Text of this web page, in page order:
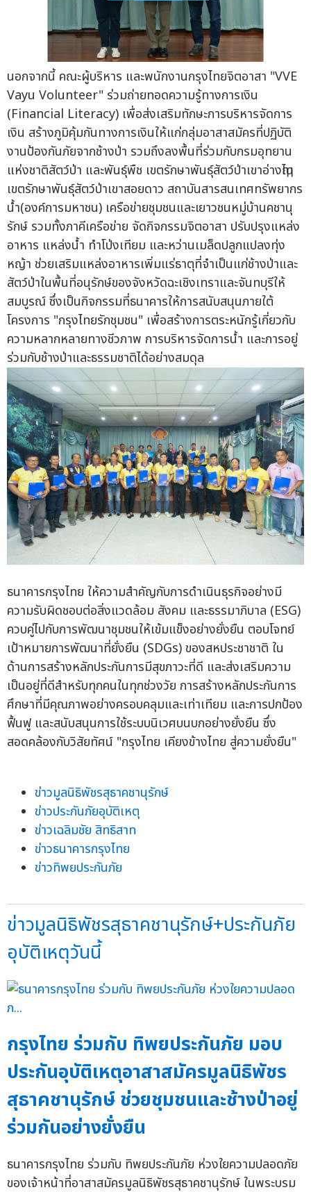
นอกจากนี้ คณะผู้บริหาร และพนักงานกรุงไทยจิตอาสา "VVE
Vayu Volunteer" ร่วมถ่ายทอดความรู้ทางการเงิน
(Financial Literacy) เพื่อส่งเสริมทักษะการบริหารจัดการ
เงิน สร้างภูมิคุ้มกันทางการเงินให้แก่กลุ่มอาสาสมัครที่ปฏิบัติ
งานป้องกันภัยจากช้างป่า รวมถึงลงพื้นที่ร่วมกับกรมอุทยาน
แห่งชาติสัตว์ป่า และพันธุ์พืช เขตรักษาพันธุ์สัตว์ป่าเขาอ่างฤๅไน
เขตรักษาพันธุ์สัตว์ป่าเขาสอยดาว สถาบันสารสนเทศทรัพยากร
น้ำ(องค์การมหาชน) เครือข่ายชุมชนและเยาวชนหมู่บ้านคชานุ
รักษ์ รวมทั้งภาคีเครือข่าย จัดกิจกรรมจิตอาสา ปรับปรุงแหล่ง
อาหาร แหล่งน้ำ ทำโป่งเทียม และหว่านเมล็ดปลูกแปลงทุ่ง
หญ้า ช่วยเสริมแหล่งอาหารเพิ่มแร่ธาตุที่จำเป็นแก่ช้างป่าและ
สัตว์ป่าในพื้นที่อนุรักษ์ของจังหวัดฉะเชิงเทราและจันทบุรีให้
สมบูรณ์ ซึ่งเป็นกิจกรรมที่ธนาคารให้การสนับสนุนภายใต้
โครงการ "กรุงไทยรักชุมชน" เพื่อสร้างการตระหนักรู้เกี่ยวกับ
ความหลากหลายทางชีวภาพ การบริหารจัดการน้ำ และการอยู่
ร่วมกับช้างป่าและธรรมชาติได้อย่างสมดุล
ธนาคารกรุงไทย ให้ความสำคัญกับการดำเนินธุรกิจอย่างมี
ความรับผิดชอบต่อสิ่งแวดล้อม สังคม และธรรมาภิบาล (ESG)
ควบคู่ไปกับการพัฒนาชุมชนให้เข้มแข็งอย่างยั่งยืน ตอบโจทย์
เป้าหมายการพัฒนาที่ยั่งยืน (SDGs) ของสหประชาชาติ ใน
ด้านการสร้างหลักประกันการมีสุขภาวะที่ดี และส่งเสริมความ
เป็นอยู่ที่ดีสำหรับทุกคนในทุกช่วงวัย การสร้างหลักประกันการ
ศึกษาที่มีคุณภาพอย่างครอบคลุมและเท่าเทียม และการปกป้อง
ฟื้นฟู และสนับสนุนการใช้ระบบนิเวศบนบกอย่างยั่งยืน ซึ่ง
สอดคล้องกับวิสัยทัศน์ "กรุงไทย เคียงข้างไทย สู่ความยั่งยืน"
ข่าวมูลนิธิพัชรสุธาคชานุรักษ์
ข่าวประกันภัยอุบัติเหตุ
ข่าวเฉลิมชัย สิทธิสาท
ข่าวธนาคารกรุงไทย
ข่าวทิพยประกันภัย
ข่าวมูลนิธิพัชรสุธาคชานุรักษ์+ประกันภัย
อุบัติเหตุวันนี้
กรุงไทย ร่วมกับ ทิพยประกันภัย มอบ
ประกันอุบัติเหตุอาสาสมัครมูลนิธิพัชร
สุธาคชานุรักษ์ ช่วยชุมชนและช้างป่าอยู่
ร่วมกันอย่างยั่งยืน
ธนาคารกรุงไทย ร่วมกับ ทิพยประกันภัย ห่วงใยความปลอดภัย
ของเจ้าหน้าที่อาสาสมัครมูลนิธิพัชรสุธาคชานุรักษ์ ในพระบรม